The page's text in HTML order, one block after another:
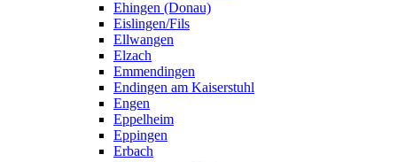
Ehingen (Donau)
Eislingen/Fils
Ellwangen
Elzach
Emmendingen
Endingen am Kaiserstuhl
Engen
Eppelheim
Eppingen
Erbach